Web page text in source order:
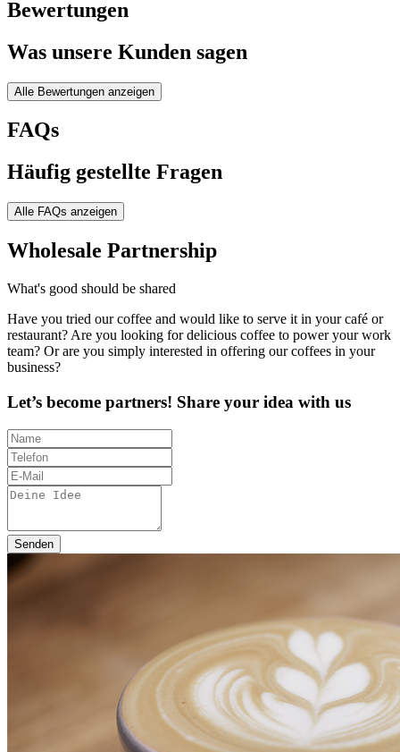
Bewertungen
Was unsere Kunden sagen
Alle Bewertungen anzeigen
FAQs
Häufig gestellte Fragen
Alle FAQs anzeigen
Wholesale Partnership
What's good should be shared
Have you tried our coffee and would like to serve it in your café or
restaurant? Are you looking for delicious coffee to power your work
team? Or are you simply interested in offering our coffees in your
business?
Let’s become partners! Share your idea with us
Senden